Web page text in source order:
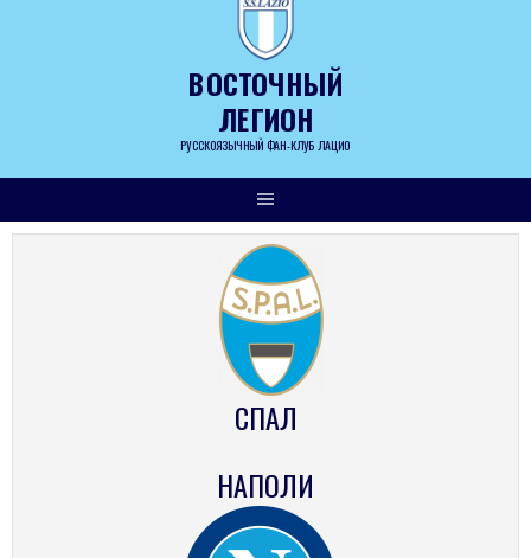
ВОСТОЧНЫЙ
ЛЕГИОН
РУССКОЯЗЫЧНЫЙ ФАН-КЛУБ ЛАЦИО
СПАЛ
НАПОЛИ